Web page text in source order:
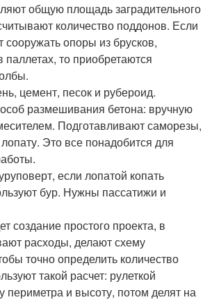
общую площадь заградительного
количество поддонов. Если
сооружать опоры из брусков,
паллетах, то приобретаются
цемент, песок и рубероид.
размешивания бетона: вручную
Подготавливают саморезы,
Это все понадобится для
если лопатой копать
бур. Нужны пассатижи и
создание простого проекта, в
расходы, делают схему
точно определить количество
такой расчет: рулеткой
периметра и высоту, потом делят на